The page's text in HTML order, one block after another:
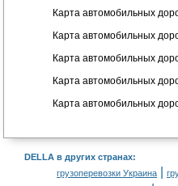
Карта автомобильных
Карта автомобильных
Карта автомобильных
Карта автомобильных
Карта автомобильных
DELLA в других странах:
грузоперевозки Украина